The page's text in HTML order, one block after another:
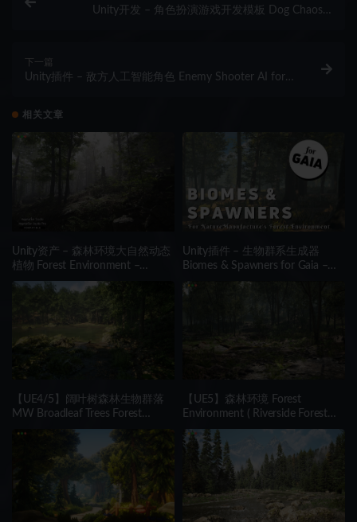
Unity开发 – 角色扮演游戏开发模板 Dog Chaos –
下一篇
Unity插件 – 敌方人工智能角色 Enemy Shooter AI for
相关文章
Unity资产 – 森林环境大自然动态
植物 Forest Environment –
Dynamic Nature
Unity插件 – 生物群系生成器
Biomes & Spawners for Gaia –
NatureManufacture’s Forest
Environment
【UE4/5】阔叶树森林生物群落
MW Broadleaf Trees Forest
【UE5】森林环境 Forest
Environment ( Riverside Forest
with Pine and Tropical Trees )